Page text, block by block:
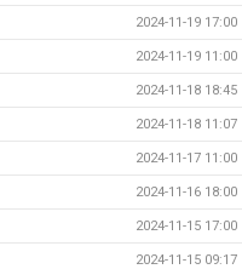
2024-11-19 17:00
2024-11-19 11:00
2024-11-18 18:45
2024-11-18 11:07
2024-11-17 11:00
2024-11-16 18:00
2024-11-15 17:00
2024-11-15 09:17